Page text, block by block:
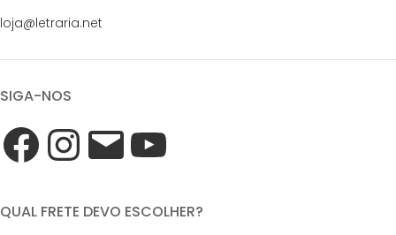
loja@letraria.net
SIGA-NOS
QUAL FRETE DEVO ESCOLHER?